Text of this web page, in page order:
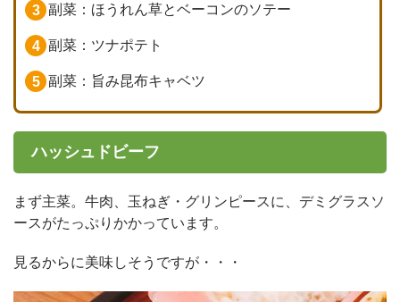
副菜：ほうれん草とベーコンのソテー
副菜：ツナポテト
副菜：旨み昆布キャベツ
ハッシュドビーフ
まず主菜。牛肉、玉ねぎ・グリンピースに、デミグラスソ
ースがたっぷりかかっています。
見るからに美味しそうですが・・・